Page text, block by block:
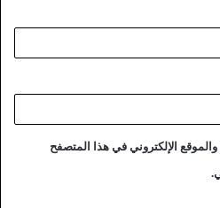
الإلكتروني في هذا المتصفح